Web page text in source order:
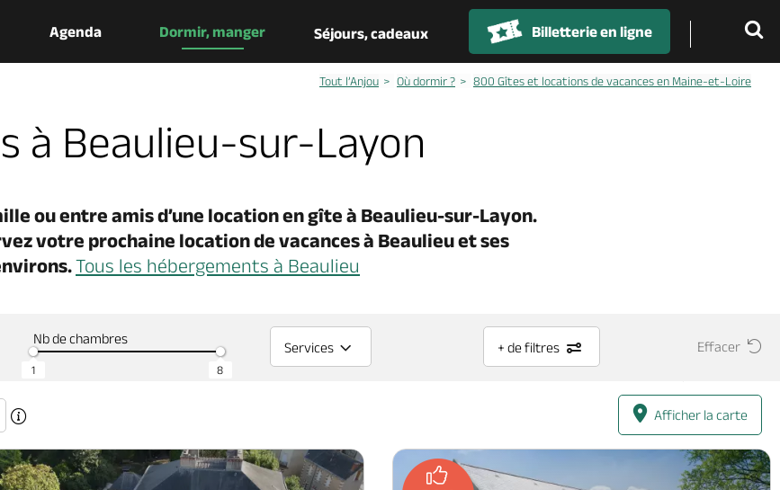
Agenda Dormir, manger Séjours, cadeaux Billetterie en ligne
Tout l’Anjou Où dormir ? 800 Gîtes et locations de vacances en Maine-et-Loire
à Beaulieu-sur-Layon
ou entre amis d’une location en gîte à Beaulieu-sur-Layon.
votre prochaine location de vacances à Beaulieu et ses
Tous les hébergements à Beaulieu
Nb de chambres
1 8
Services + de filtres Effacer
Afficher la carte